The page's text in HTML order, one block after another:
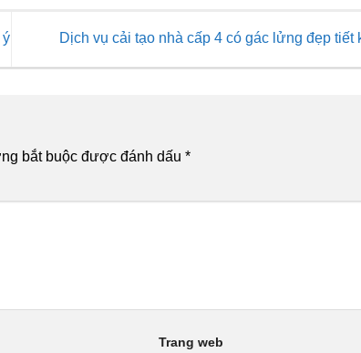
ý Dịch vụ cải tạo nhà cấp 4 có gác lửng đẹp tiết
bắt buộc được đánh dấu *
Trang web